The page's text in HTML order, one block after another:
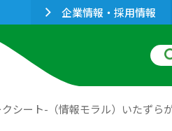
企業情報・採用情報
シート-（情報モラル）いたずら